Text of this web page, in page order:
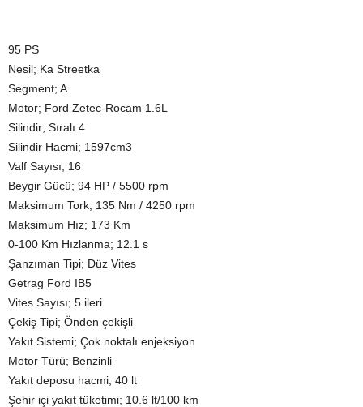
95 PS
Nesil; Ka Streetka
Segment; A
Motor; Ford Zetec-Rocam 1.6L
Silindir; Sıralı 4
Silindir Hacmi; 1597cm3
Valf Sayısı; 16
Beygir Gücü; 94 HP / 5500 rpm
Maksimum Tork; 135 Nm / 4250 rpm
Maksimum Hız; 173 Km
0-100 Km Hızlanma; 12.1 s
Şanzıman Tipi; Düz Vites
Getrag Ford IB5
Vites Sayısı; 5 ileri
Çekiş Tipi; Önden çekişli
Yakıt Sistemi; Çok noktalı enjeksiyon
Motor Türü; Benzinli
Yakıt deposu hacmi; 40 lt
Şehir içi yakıt tüketimi; 10.6 lt/100 km